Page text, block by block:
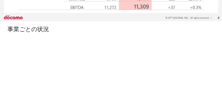
事業ごとの状況